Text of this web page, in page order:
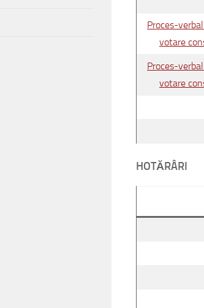
Proces-
votare
Proces-
votare
HOTĂRÂRI